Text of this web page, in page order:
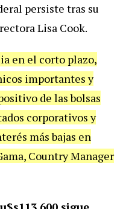
persiste tras su
Lisa Cook.
en el corto plazo,
importantes y
de las bolsas
corporativos y
más bajas en
Country Manager